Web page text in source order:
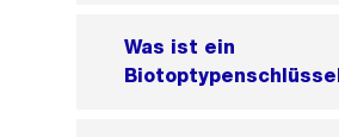
Was ist ein